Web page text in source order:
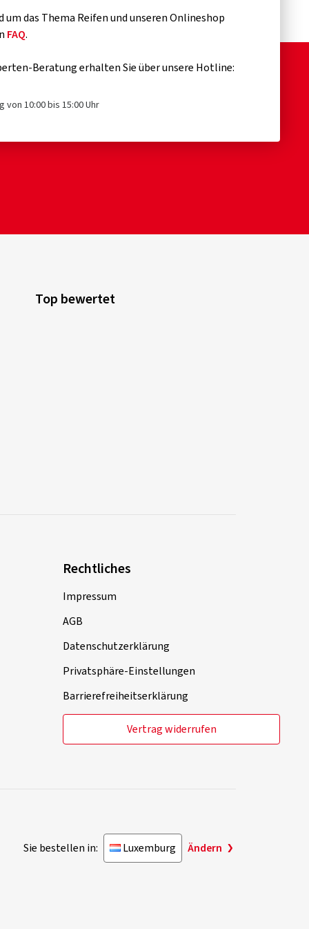
das Thema Reifen und unseren Onlineshop
FAQ.
Beratung erhalten Sie über unsere Hotline:
von 10:00 bis 15:00 Uhr
Top bewertet
Rechtliches
Impressum
AGB
Datenschutzerklärung
Privatsphäre-Einstellungen
Barrierefreiheitserklärung
Vertrag widerrufen
Sie bestellen in: Luxemburg Ändern